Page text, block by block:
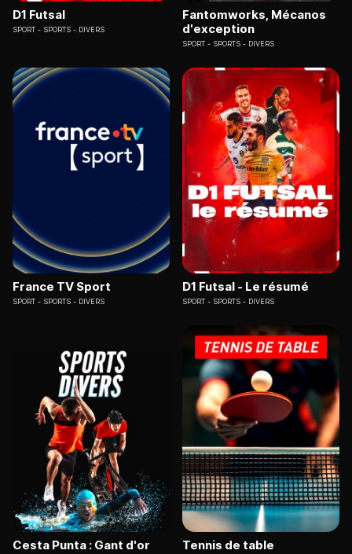
D1 Futsal
SPORT SPORTS - DIVERS
Fantomworks, Mécanos
d'exception
SPORT SPORTS - DIVERS
France TV Sport
SPORT SPORTS - DIVERS
D1 Futsal - Le résumé
SPORT SPORTS - DIVERS
Cesta Punta : Gant d'or Tennis de table